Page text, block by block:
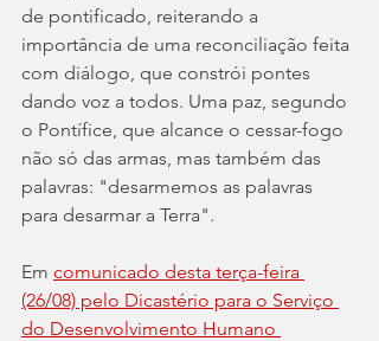
de pontificado, reiterando a
importância de uma reconciliação feita
com diálogo, que constrói pontes
dando voz a todos. Uma paz, segundo
o Pontífice, que alcance o cessar-fogo
não só das armas, mas também das
palavras: "desarmemos as palavras
para desarmar a Terra".
Em comunicado desta terça-feira
(26/08) pelo Dicastério para o Serviço
do Desenvolvimento Humano